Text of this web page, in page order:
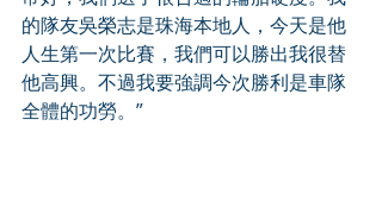
的隊友吳榮志是珠海本地人，今天是他
人生第一次比賽，我們可以勝出我很替
他高興。不過我要強調今次勝利是車隊
全體的功勞。”